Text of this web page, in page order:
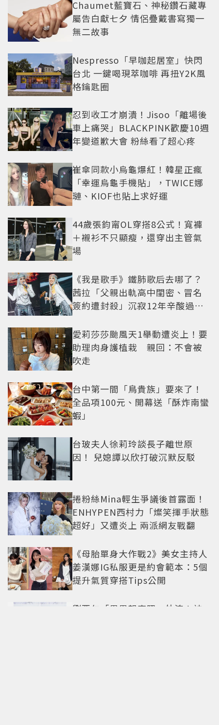
Chaumet藍寶石、神秘鑽石藏專
屬告白獻七夕 情侶疊戴書寫獨一
無二故事
Nespresso「早咖起居室」快閃
台北 一鍵喝現萃咖啡 再扭Y2K風
格鑰匙圈
忍到收工才崩潰！Jisoo「離場後
車上痛哭」BLACKPINK歡慶10週
年變道歉大會 粉絲看了超心疼
崔傘同款小烏龜爆紅！韓星正瘋
「幸運烏龜手機貼」，TWICE娜
璉、KIOF也貼上求好運
44歲張鈞甯OL穿搭8公式！寬褲
＋襯衫不只顯瘦，還穿出主管氣
場
《我是歌手》鐵肺歌后去哪了？
茜拉「父親出軌高中閨密、冒名
簽約遭封殺」沉寂12年辛酸過往
愛莉莎莎颱風天1舉動遭炎上！要
助理肉身護植栽 親回：不會被
吹走
台中第一間「鳥貴族」要來了！
全品項100元、開幕送「酥炸南蠻
蝦」
台玻夫人徐莉玲談長子離世原
因！ 兒媳譚以欣打破沉默反駁
捲粉絲Mina輕生爭議後首露面！
ENHYPEN西村力「燦笑揮手狀態
超好」又遭炎上 兩派網友戰翻
《母胎單身大作戰2》美女主持人
姜漢娜IG私服更是約會範本：5個
提升氣質穿搭Tips公開
劉亞仁「男男親密照」外流！神